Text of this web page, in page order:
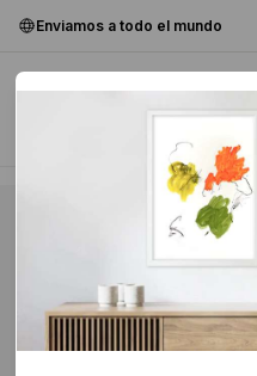
Enviamos a todo el mundo